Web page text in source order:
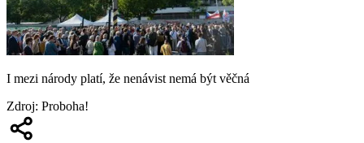
I mezi národy platí, že nenávist nemá být věčná
Zdroj: Proboha!